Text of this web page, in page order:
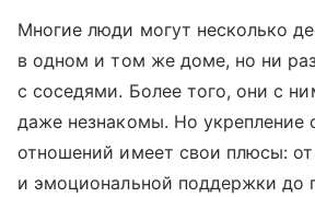
Многие люди могут несколько
в одном и том же доме, но ни
с соседями. Более того, они с
даже незнакомы. Но укрепление
отношений имеет свои плюсы:
и эмоциональной поддержки до